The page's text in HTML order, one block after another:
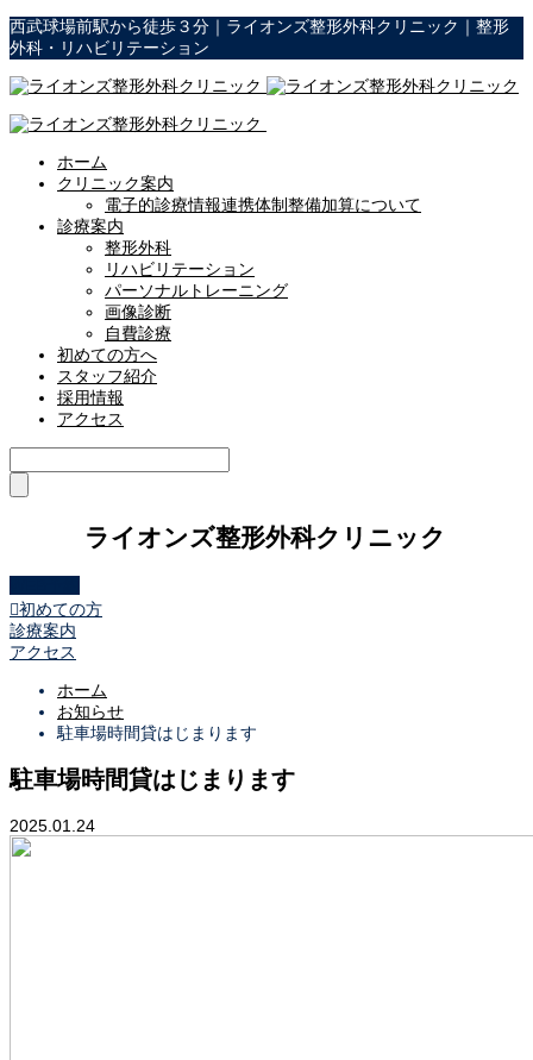
西武球場前駅から徒歩３分｜ライオンズ整形外科クリニック｜整形
外科・リハビリテーション
ホーム
クリニック案内
電子的診療情報連携体制整備加算について
診療案内
整形外科
リハビリテーション
パーソナルトレーニング
画像診断
自費診療
初めての方へ
スタッフ紹介
採用情報
アクセス
ライオンズ整形外科クリニック
初めての方
診療案内
アクセス
ホーム
お知らせ
駐車場時間貸はじまります
駐車場時間貸はじまります
2025.01.24